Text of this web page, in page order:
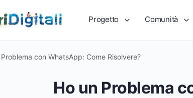
Progetto Comunità
con WhatsApp: Come Risolvere?
Ho un Problema